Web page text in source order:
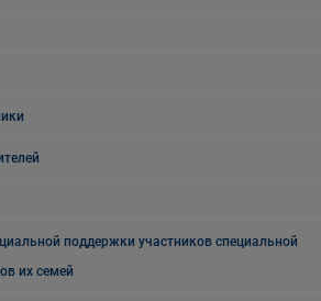
поддержки участников специальной
их семей